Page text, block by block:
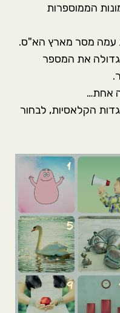
מתוך 12 התמונות הממוספרות
עמה מסר מארץ הא"ס.
את המספר
אחת…
הקלאסיות, לבחור